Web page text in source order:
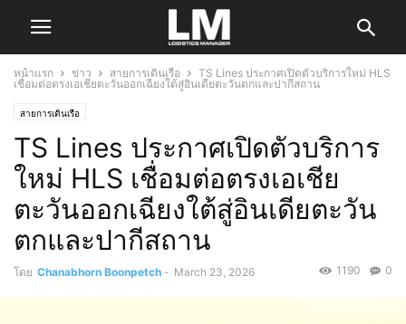
หน้าแรก ข่าว สายการเดินเรือ
TS Lines ประกาศเปิดตัวบริการใหม่ HLS
เชื่อมต่อตรงเอเชียตะวันออกเฉียงใต้สู่อินเดียตะวันตกและปากีสถาน
สายการเดินเรือ
TS Lines ประกาศเปิดตัวบริการ
ใหม่ HLS เชื่อมต่อตรงเอเชีย
ตะวันออกเฉียงใต้สู่อินเดียตะวัน
ตกและปากีสถาน
โดย Chanabhorn Boonpetch - March 23, 2026 0
1190